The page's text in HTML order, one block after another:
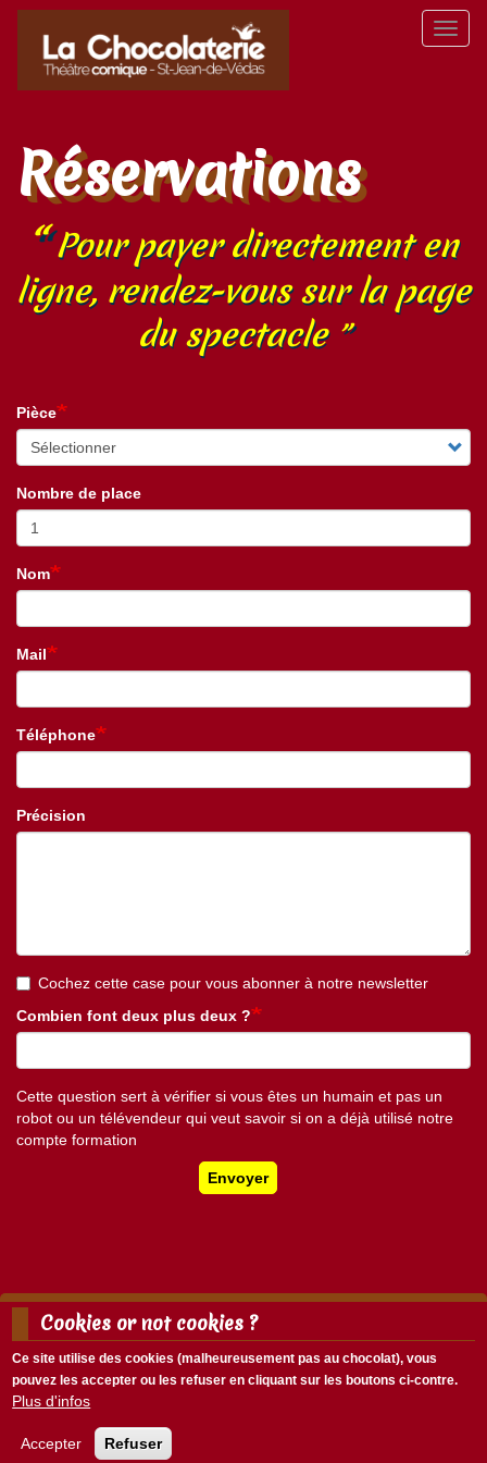
Aller
contenu
principal
Réservations
Pour payer directement en
ligne, rendez-vous sur la page
du spectacle
Pièce
Nombre de place
Nom
Mail
Téléphone
Précision
Cochez cette case pour vous abonner à notre newsletter
Combien font deux plus deux ?
Cette question sert à vérifier si vous êtes un humain et pas un
robot ou un télévendeur qui veut savoir si on a déjà utilisé notre
compte formation
Envoyer
Menu
Pied
page
Mentions légales Nous écrire
Menu
compte
Se connecter
Cookies or not cookies ?
Ce site utilise des cookies (malheureusement pas au chocolat), vous
pouvez les accepter ou les refuser en cliquant sur les boutons ci-contre.
Plus d'infos
Accepter Refuser